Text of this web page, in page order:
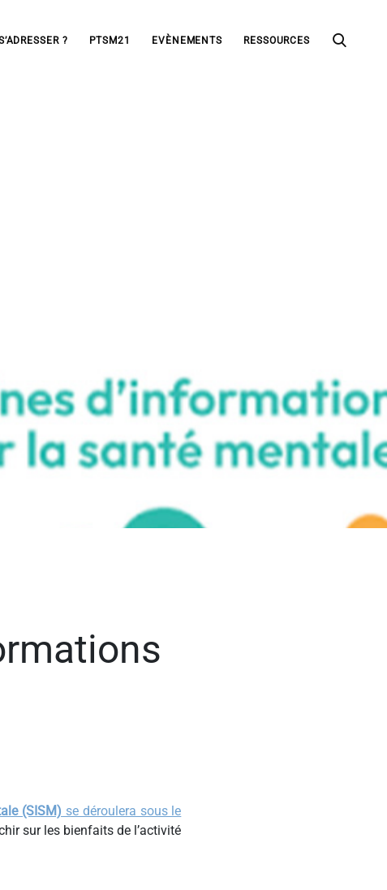
? PTSM21 EVÈNEMENTS RESSOURCES
(SISM) se déroulera sous le
sur les bienfaits de l’activité